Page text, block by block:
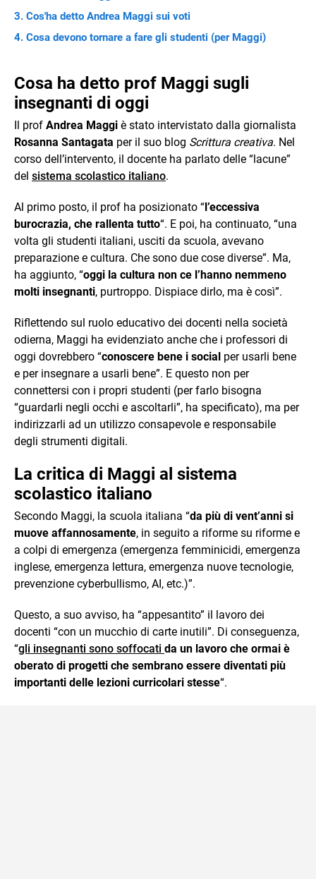
Cos'ha detto Andrea Maggi sui voti
Cosa devono tornare a fare gli studenti (per Maggi)
Cosa ha detto prof Maggi sugli
insegnanti di oggi
Il prof Andrea Maggi è stato intervistato dalla giornalista
Rosanna Santagata per il suo blog Scrittura creativa. Nel
corso dell’intervento, il docente ha parlato delle “lacune”
del sistema scolastico italiano.
Al primo posto, il prof ha posizionato “l’eccessiva
burocrazia, che rallenta tutto“. E poi, ha continuato, “una
volta gli studenti italiani, usciti da scuola, avevano
preparazione e cultura. Che sono due cose diverse”. Ma,
ha aggiunto, “oggi la cultura non ce l’hanno nemmeno
molti insegnanti, purtroppo. Dispiace dirlo, ma è così”.
Riflettendo sul ruolo educativo dei docenti nella società
odierna, Maggi ha evidenziato anche che i professori di
oggi dovrebbero “conoscere bene i social per usarli bene
e per insegnare a usarli bene”. E questo non per
connettersi con i propri studenti (per farlo bisogna
“guardarli negli occhi e ascoltarli”, ha specificato), ma per
indirizzarli ad un utilizzo consapevole e responsabile
degli strumenti digitali.
La critica di Maggi al sistema
scolastico italiano
Secondo Maggi, la scuola italiana “da più di vent’anni si
muove affannosamente, in seguito a riforme su riforme e
a colpi di emergenza (emergenza femminicidi, emergenza
inglese, emergenza lettura, emergenza nuove tecnologie,
prevenzione cyberbullismo, AI, etc.)”.
Questo, a suo avviso, ha “appesantito” il lavoro dei
docenti “con un mucchio di carte inutili”. Di conseguenza,
“gli insegnanti sono soffocati da un lavoro che ormai è
oberato di progetti che sembrano essere diventati più
importanti delle lezioni curricolari stesse“.